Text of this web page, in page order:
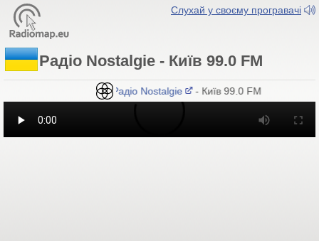
Слухай у своєму програвачі
Радіо Nostalgie - Київ 99.0 FM
Радіо Nostalgie - Київ 99.0 FM